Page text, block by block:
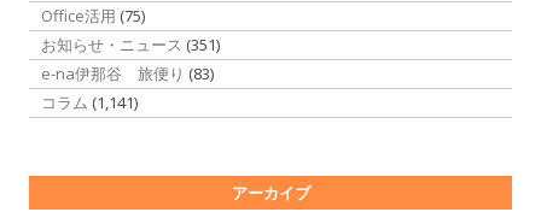
Office活用 (75)
お知らせ・ニュース (351)
e-na伊那谷 旅便り (83)
コラム (1,141)
アーカイブ